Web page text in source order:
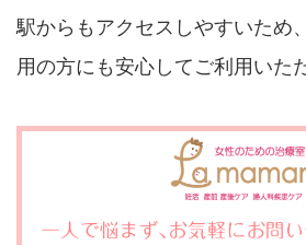
駅からもアクセスしやすいため
用の方にも安心してご利用いた